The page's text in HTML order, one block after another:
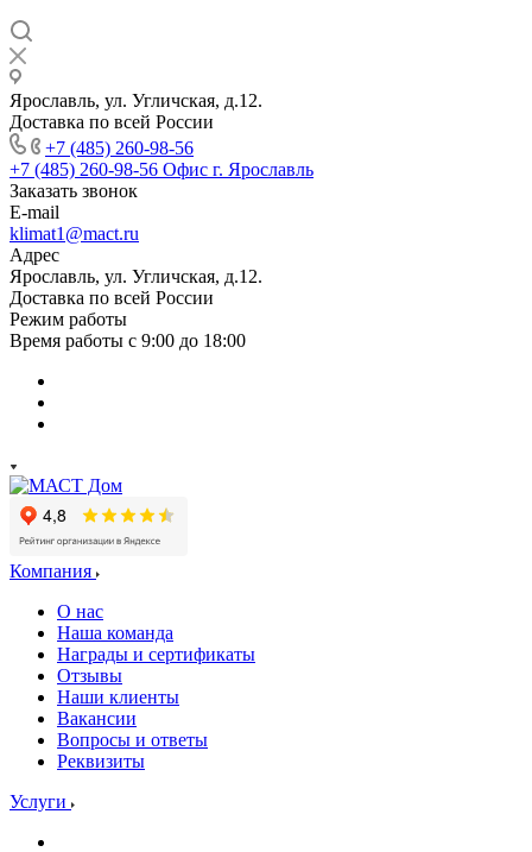
Ярославль, ул. Угличская, д.12.
Доставка по всей России
+7 (485) 260-98-56
+7 (485) 260-98-56 Офис г. Ярославль
Заказать звонок
E-mail
klimat1@mact.ru
Адрес
Ярославль, ул. Угличская, д.12.
Доставка по всей России
Режим работы
Время работы с 9:00 до 18:00
Компания
О нас
Наша команда
Награды и сертификаты
Отзывы
Наши клиенты
Вакансии
Вопросы и ответы
Реквизиты
Услуги